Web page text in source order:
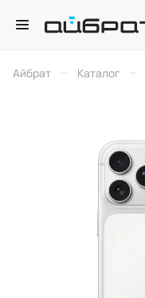
Айбрат – Каталог –